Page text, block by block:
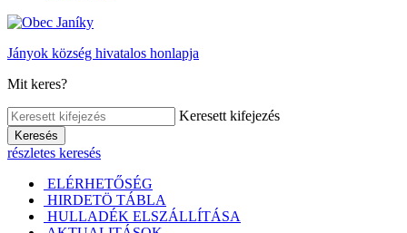
Jányok község hivatalos honlapja
Mit keres?
Keresett kifejezés
Keresés
részletes keresés
ELÉRHETŐSÉG
HIRDETÖ TÁBLA
HULLADÉK ELSZÁLLÍTÁSA